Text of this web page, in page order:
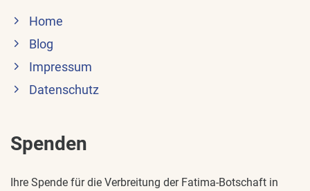
Home
Blog
Impressum
Datenschutz
Spenden
Ihre Spende für die Verbreitung der Fatima-Botschaft in